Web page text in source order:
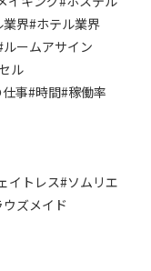
業界#ホテル業界
ルームアサイン
ル
事#時間#稼働率
イトレス#ソムリエ
ズメイド